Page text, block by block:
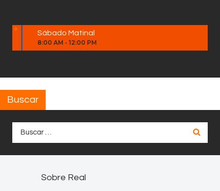
Sábado Matinal
8:00 AM - 12:00 PM
Buscar
Sobre Real